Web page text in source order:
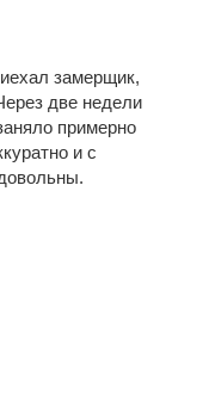
замерщик,
две недели
примерно
и с